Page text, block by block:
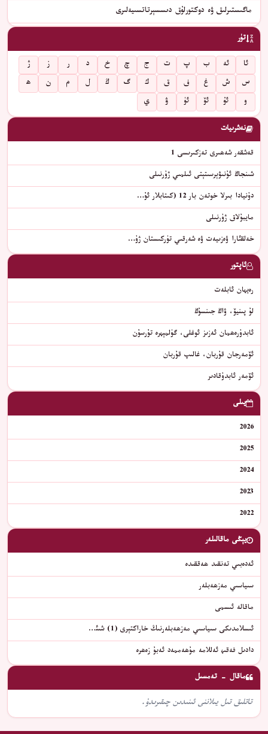
ماگىستىرلىق ۋە دوكتورلۇق دىسسېرتاتسىيەلىرى
تۈر
ئا ئە ب پ ت ج چ خ د ر ز
ژ
س
ش غ ف ق ك گ ڭ ل م ن
ھ
و
ئۇ ئۆ ئۈ ۋ ي
نەشرىيات
قەشقەر شەھىرى تەزكىرىسى 1
شىنجاڭ ئۇنىۋېرسىتېتى ئىلمىي ژۇرنىلى
دۇنيادا بىرلا خوتەن بار 12 (كىتابلار ئۇ…
مايبۇلاق ژۇرنىلى
خەلقئارا ۋەزىيەت ۋە شەرقىي تۈركىستان ژۇ…
ئاپتور
رەيھان ئابلەت
لۇ پىنيۆ، ۋاڭ جىنسۇڭ
ئابدۇرەھمان ئەزىز ئوغلى، گۈلمېھرە تۇرسۇن
ئۆمەرجان قۇربان، غالىپ قۇربان
ئۆمەر ئابدۇقادىر
يىلى
2026
2025
2024
2023
2022
يېڭى ماقالىلەر
ئەدەبىي تەنقىد ھەققىدە
سىياسىي مەزھەبلەر
ماقالە ئىسمى
ئىسلامدىكى سىياسىي مەزھەبلەرنىڭ خاراكتېرى (1) شىئ…
دادىل فەقىھ ئەللامە مۇھەممەد ئەبۇ زەھرە
ماقال - تەمسىل
تاتلىق تىل يىلاننى ئىنىدىن چىقىرىدۇ.